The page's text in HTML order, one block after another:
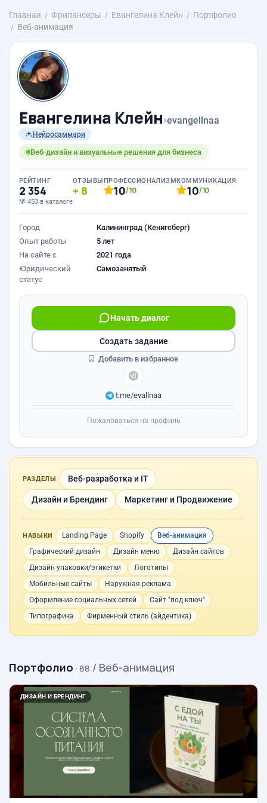
Главная Фрилансеры Евангелина Клейн
Портфолио
Веб-анимация
Евангелина Клейн›evangellnaa
Нейросаммари
Веб-дизайн и визуальные решения для бизнеса
РЕЙТИНГ
2 354
№ 453 в каталоге
ОТЗЫВЫ
8
ПРОФЕССИОНАЛИЗМ
10/10
КОММУНИКАЦИЯ
10/10
Город
Калининград (Кенигсберг)
Опыт работы
5 лет
На сайте с
2021 года
Юридический
статус
Самозанятый
Начать диалог
t.me/evallnaa
Создать задание
Добавить в избранное
Пожаловаться на профиль
РАЗДЕЛЫ Веб-разработка и IT
Дизайн и Брендинг Маркетинг и Продвижение
НАВЫКИ Landing Page Shopify
Веб-анимация
Графический дизайн
Дизайн меню
Дизайн сайтов
Дизайн упаковки/этикетки
Логотипы
Мобильные сайты
Наружная реклама
Оформление социальных сетей
Сайт "под ключ"
Типографика
Фирменный стиль (айдентика)
Портфолио · 88 / Веб-анимация
ДИЗАЙН И БРЕНДИНГ